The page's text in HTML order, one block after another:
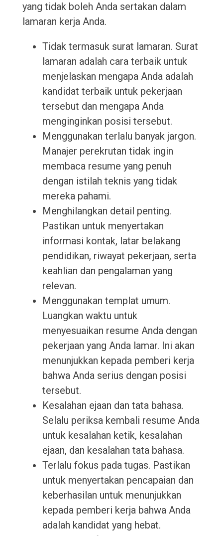
yang tidak boleh Anda sertakan dalam
lamaran kerja Anda.
Tidak termasuk surat lamaran. Surat
lamaran adalah cara terbaik untuk
menjelaskan mengapa Anda adalah
kandidat terbaik untuk pekerjaan
tersebut dan mengapa Anda
menginginkan posisi tersebut.
Menggunakan terlalu banyak jargon.
Manajer perekrutan tidak ingin
membaca resume yang penuh
dengan istilah teknis yang tidak
mereka pahami.
Menghilangkan detail penting.
Pastikan untuk menyertakan
informasi kontak, latar belakang
pendidikan, riwayat pekerjaan, serta
keahlian dan pengalaman yang
relevan.
Menggunakan templat umum.
Luangkan waktu untuk
menyesuaikan resume Anda dengan
pekerjaan yang Anda lamar. Ini akan
menunjukkan kepada pemberi kerja
bahwa Anda serius dengan posisi
tersebut.
Kesalahan ejaan dan tata bahasa.
Selalu periksa kembali resume Anda
untuk kesalahan ketik, kesalahan
ejaan, dan kesalahan tata bahasa.
Terlalu fokus pada tugas. Pastikan
untuk menyertakan pencapaian dan
keberhasilan untuk menunjukkan
kepada pemberi kerja bahwa Anda
adalah kandidat yang hebat.